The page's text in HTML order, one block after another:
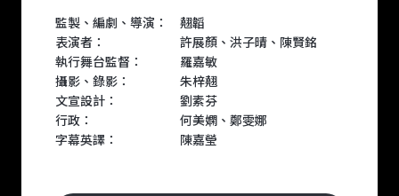
監製、編劇、導演： 翹韜
表演者： 許展顏、洪子晴、陳賢銘
執行舞台監督： 羅嘉敏
攝影、錄影： 朱梓翹
文宣設計： 劉素芬
行政： 何美嫻、鄭雯娜
字幕英譯： 陳嘉瑩